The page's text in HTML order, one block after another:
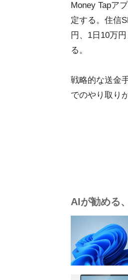
Money Tapア
定する。住信
円、1日10万
る。
戦略的な送金
でのやり取り
AIが勧める